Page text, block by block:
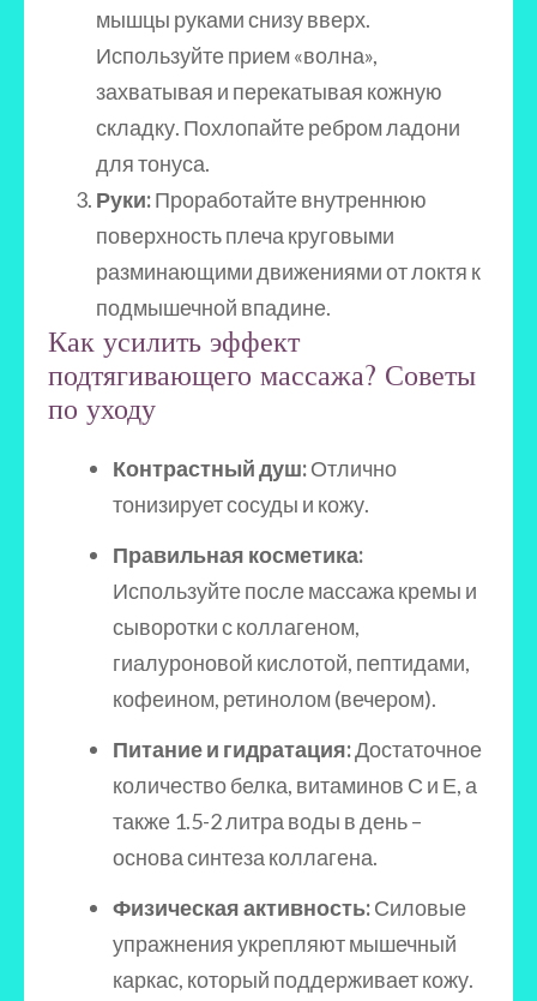
мышцы руками снизу вверх.
Используйте прием «волна»,
захватывая и перекатывая кожную
складку. Похлопайте ребром ладони
для тонуса.
Руки:Проработайте внутреннюю
поверхность плеча круговыми
разминающими движениями от локтя к
подмышечной впадине.
Как усилить эффект
подтягивающего массажа? Советы
по уходу
Контрастный душ:Отлично
тонизирует сосуды и кожу.
Правильная косметика:
Используйте после массажа кремы и
сыворотки с коллагеном,
гиалуроновой кислотой, пептидами,
кофеином, ретинолом (вечером).
Питание и гидратация:Достаточное
количество белка, витаминов С и Е, а
также 1.5-2 литра воды в день –
основа синтеза коллагена.
Физическая активность:Силовые
упражнения укрепляют мышечный
каркас, который поддерживает кожу.